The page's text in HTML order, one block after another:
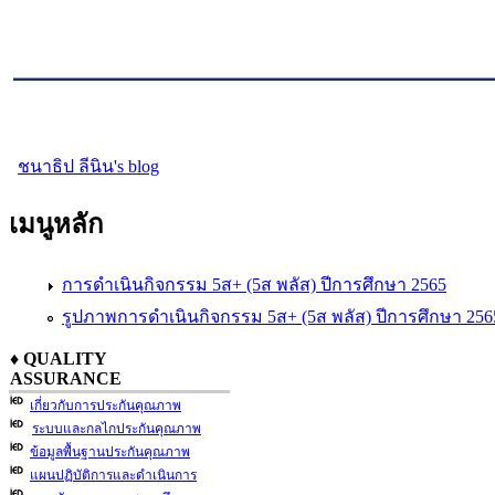
ชนาธิป ลีนิน's blog
เมนูหลัก
การดำเนินกิจกรรม 5ส+ (5ส พลัส) ปีการศึกษา 2565
รูปภาพการดำเนินกิจกรรม 5ส+ (5ส พลัส) ปีการศึกษา
♦ QUALITY
ASSURANCE
เกี่ยวกับการประกันคุณภาพ
ระบบและกลไกประกันคุณภาพ
ข้อมูลพื้นฐานประกันคุณภาพ
แผนปฏิบัติการและดำเนินการ